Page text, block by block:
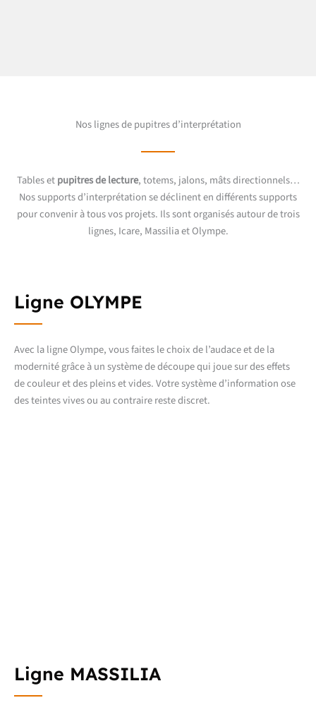
Nos lignes de pupitres d’interprétation
Tables etpupitres de lecture, totems, jalons, mâts directionnels…
Nos supports d’interprétation se déclinent en différents supports
pour convenir à tous vos projets. Ils sont organisés autour de trois
lignes, Icare, Massilia et Olympe.
Ligne OLYMPE
Avec la ligne Olympe, vous faites le choix de l’audace et de la
modernité grâce à un système de découpe qui joue sur des effets
de couleur et des pleins et vides. Votre système d’information ose
des teintes vives ou au contraire reste discret.
Ligne MASSILIA